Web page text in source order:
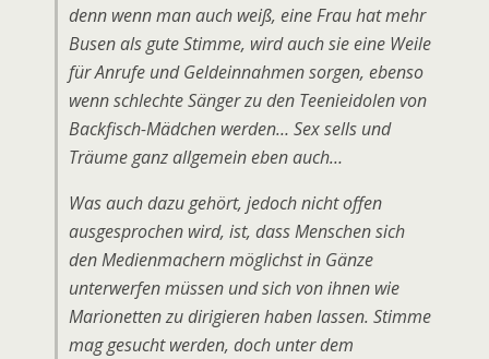
denn wenn man auch weiß, eine Frau hat mehr
Busen als gute Stimme, wird auch sie eine Weile
für Anrufe und Geldeinnahmen sorgen, ebenso
wenn schlechte Sänger zu den Teenieidolen von
Backfisch-Mädchen werden… Sex sells und
Träume ganz allgemein eben auch…
Was auch dazu gehört, jedoch nicht offen
ausgesprochen wird, ist, dass Menschen sich
den Medienmachern möglichst in Gänze
unterwerfen müssen und sich von ihnen wie
Marionetten zu dirigieren haben lassen. Stimme
mag gesucht werden, doch unter dem